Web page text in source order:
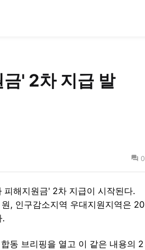
' 2차 지급 발
0
해지원금' 2차 지급이 시작된다.
, 인구감소지역 우대지원지역은 20
.
동 브리핑을 열고 이 같은 내용의 2